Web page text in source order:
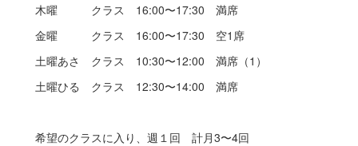
木曜 クラス 16:00〜17:30 満席
金曜 クラス 16:00〜17:30 空1席
土曜あさ クラス 10:30〜12:00 満席（1）
土曜ひる クラス 12:30〜14:00 満席
希望のクラスに入り、週１回 計月3〜4回